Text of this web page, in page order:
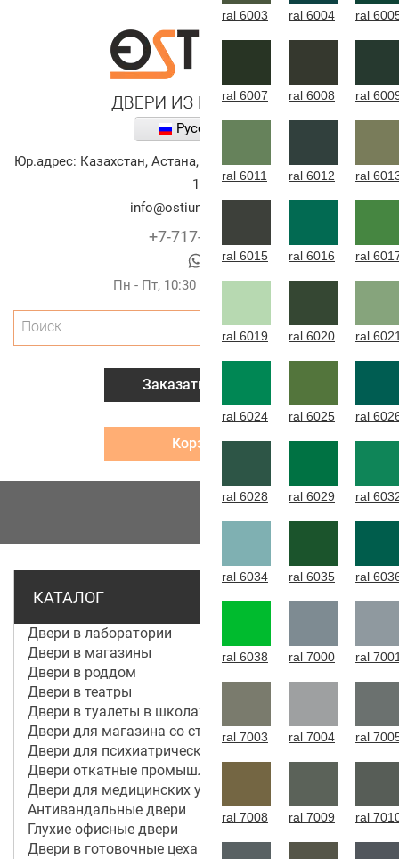
Русский
Юр.адрес: Казахстан, Астана,
улица Алихана Бокейханова,
10
info@ostium-doors.kz
+7-717-269-6131
Пн - Пт, 10:30 - 20:00 (г.Астана)
Поиск
Заказать звонок
Корзина
КАТАЛОГ
Двери в лаборатории
Двери в магазины
Двери в роддом
Двери в театры
Двери в туалеты в школах
Двери для магазина со стеклом
Двери для психиатрической больницы
Двери откатные промышленные
Двери для медицинских учреждений и больниц
Антивандальные двери
Глухие офисные двери
Двери в готовочные цеха
ral 6003 ral 6004 ral
ral 6007 ral 6008 ral
ral 6011 ral 6012 ral
ral 6015 ral 6016 ral
ral 6019 ral 6020 ral
ral 6024 ral 6025 ral
ral 6028 ral 6029 ral
ral 6034 ral 6035 ral
ral 6038 ral 7000 ral
ral 7003 ral 7004 ral
ral 7008 ral 7009 ral